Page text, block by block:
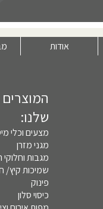
אודות
המוצרים
שלנו:
מצעים וכלי
מגני מזרן
מגבות
שמיכות קיץ/
פינוק
כיסוי סלון